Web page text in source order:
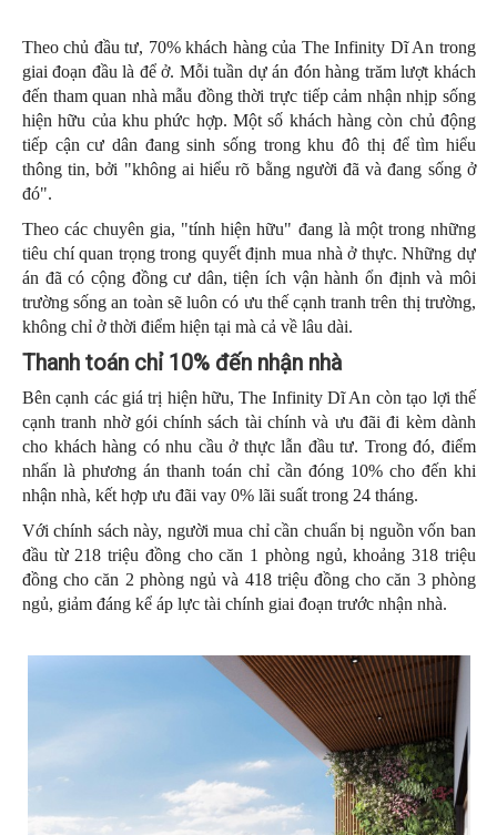
Theo chủ đầu tư, 70% khách hàng của The Infinity Dĩ An trong
giai đoạn đầu là để ở. Mỗi tuần dự án đón hàng trăm lượt khách
đến tham quan nhà mẫu đồng thời trực tiếp cảm nhận nhịp sống
hiện hữu của khu phức hợp. Một số khách hàng còn chủ động
tiếp cận cư dân đang sinh sống trong khu đô thị để tìm hiểu
thông tin, bởi "không ai hiểu rõ bằng người đã và đang sống ở
đó".
Theo các chuyên gia, "tính hiện hữu" đang là một trong những
tiêu chí quan trọng trong quyết định mua nhà ở thực. Những dự
án đã có cộng đồng cư dân, tiện ích vận hành ổn định và môi
trường sống an toàn sẽ luôn có ưu thế cạnh tranh trên thị trường,
không chỉ ở thời điểm hiện tại mà cả về lâu dài.
Thanh toán chỉ 10% đến nhận nhà
Bên cạnh các giá trị hiện hữu, The Infinity Dĩ An còn tạo lợi thế
cạnh tranh nhờ gói chính sách tài chính và ưu đãi đi kèm dành
cho khách hàng có nhu cầu ở thực lẫn đầu tư. Trong đó, điểm
nhấn là phương án thanh toán chỉ cần đóng 10% cho đến khi
nhận nhà, kết hợp ưu đãi vay 0% lãi suất trong 24 tháng.
Với chính sách này, người mua chỉ cần chuẩn bị nguồn vốn ban
đầu từ 218 triệu đồng cho căn 1 phòng ngủ, khoảng 318 triệu
đồngcho căn 2 phòng ngủ và 418 triệu đồng cho căn 3 phòng
ngủ, giảm đáng kể áp lực tài chính giai đoạn trước nhận nhà.